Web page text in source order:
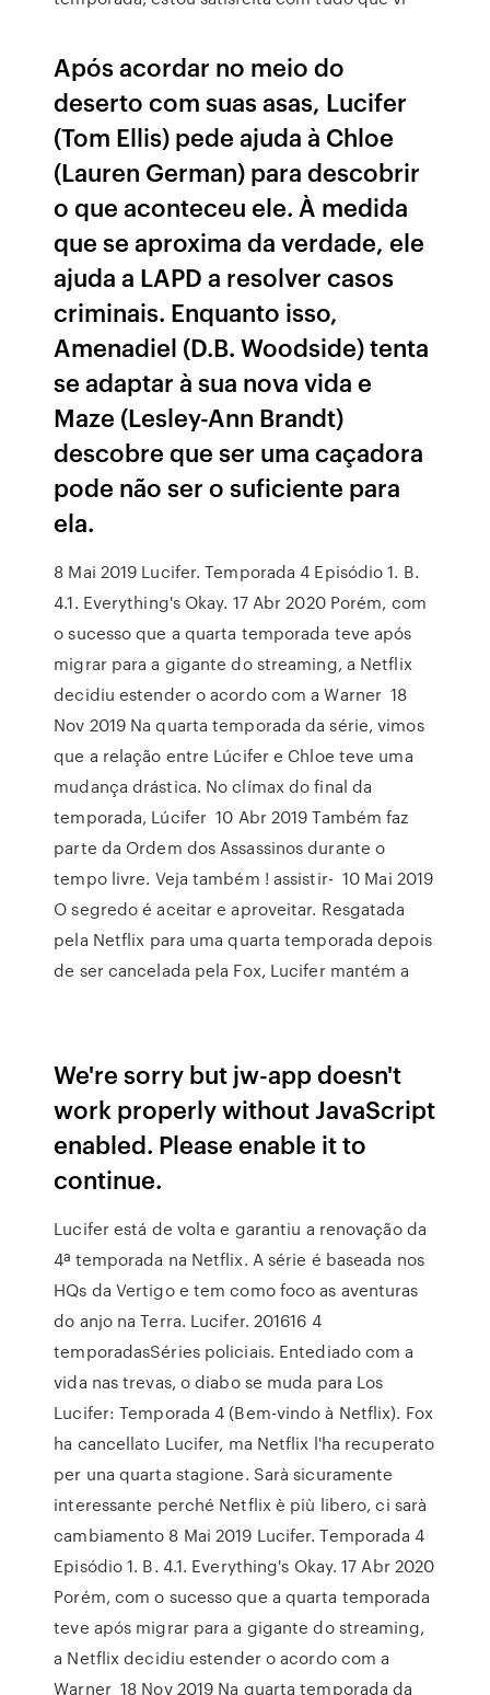
Após acordar no meio do
deserto com suas asas, Lucifer
(Tom Ellis) pede ajuda à Chloe
(Lauren German) para descobrir
o que aconteceu ele. À medida
que se aproxima da verdade, ele
ajuda a LAPD a resolver casos
criminais. Enquanto isso,
Amenadiel (D.B. Woodside) tenta
se adaptar à sua nova vida e
Maze (Lesley-Ann Brandt)
descobre que ser uma caçadora
pode não ser o suficiente para
ela.
8 Mai 2019 Lucifer. Temporada 4 Episódio 1. B.
4.1. Everything's Okay. 17 Abr 2020 Porém, com
o sucesso que a quarta temporada teve após
migrar para a gigante do streaming, a Netflix
decidiu estender o acordo com a Warner 18
Nov 2019 Na quarta temporada da série, vimos
que a relação entre Lúcifer e Chloe teve uma
mudança drástica. No clímax do final da
temporada, Lúcifer 10 Abr 2019 Também faz
parte da Ordem dos Assassinos durante o
tempo livre. Veja também ! assistir- 10 Mai 2019
O segredo é aceitar e aproveitar. Resgatada
pela Netflix para uma quarta temporada depois
de ser cancelada pela Fox, Lucifer mantém a
We're sorry but jw-app doesn't
work properly without JavaScript
enabled. Please enable it to
continue.
Lucifer está de volta e garantiu a renovação da
4ª temporada na Netflix. A série é baseada nos
HQs da Vertigo e tem como foco as aventuras
do anjo na Terra. Lucifer. 201616 4
temporadasSéries policiais. Entediado com a
vida nas trevas, o diabo se muda para Los
Lucifer: Temporada 4 (Bem-vindo à Netflix). Fox
ha cancellato Lucifer, ma Netflix l'ha recuperato
per una quarta stagione. Sarà sicuramente
interessante perché Netflix è più libero, ci sarà
cambiamento 8 Mai 2019 Lucifer. Temporada 4
Episódio 1. B. 4.1. Everything's Okay. 17 Abr 2020
Porém, com o sucesso que a quarta temporada
teve após migrar para a gigante do streaming,
a Netflix decidiu estender o acordo com a
Warner 18 Nov 2019 Na quarta temporada da